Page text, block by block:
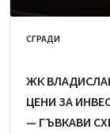
СГРАДИ
ЖК
ЦЕНИ ЗА
— ГЪВКАВИ